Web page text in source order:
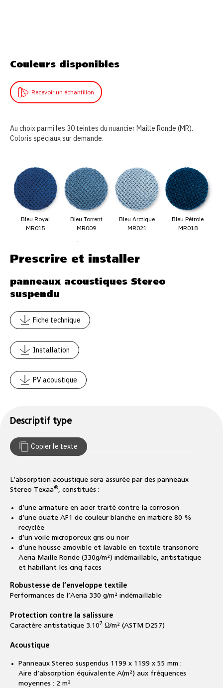
Couleurs disponibles
Recevoir un échantillon
Au choix parmi les 30 teintes du nuancier Maille Ronde (MR).
Coloris spéciaux sur demande.
Bleu Royal
MR015
Bleu Torrent
MR009
Bleu Arctique
MR021
Bleu Pétrole
MR018
Prescrire et installer
panneaux acoustiques Stereo
suspendu
Fiche technique
Installation
PV acoustique
Descriptif type
Copier le texte
L’absorption acoustique sera assurée par des panneaux
Stereo Texaa®, constitués :
d’une armature en acier traité contre la corrosion
d’une ouate AF1 de couleur blanche en matière 80 %
recyclée
d’un voile microporeux gris ou noir
d’une housse amovible et lavable en textile transonore
Aeria Maille Ronde (330g/m²) indémaillable, antistatique
et habillant les cinq faces
Robustesse de l’enveloppe textile
Performances de l’Aeria 330 g/m² indémaillable
Protection contre la salissure
Caractère antistatique 3.10 7 Ω/m² (ASTM D257)
Acoustique
Panneaux Stereo suspendus 1199 x 1199 x 55 mm :
Aire d’absorption équivalente A(m²) aux fréquences
moyennes : 2 m²